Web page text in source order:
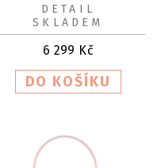
6 299 Kč
DETAIL
SKLADEM